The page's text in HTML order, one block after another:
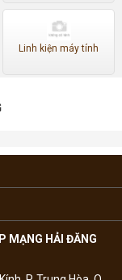
Linh kiện máy tính
MẠNG HẢI ĐĂNG